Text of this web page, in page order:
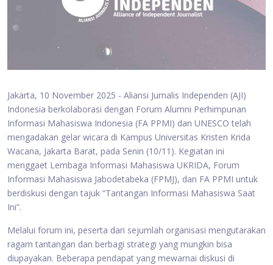
Jakarta, 10 November 2025 - Aliansi Jurnalis Independen (AJI)
Indonesia berkolaborasi dengan Forum Alumni Perhimpunan
Informasi Mahasiswa Indonesia (FA PPMI) dan UNESCO telah
mengadakan gelar wicara di Kampus Universitas Kristen Krida
Wacana, Jakarta Barat, pada Senin (10/11). Kegiatan ini
menggaet Lembaga Informasi Mahasiswa UKRIDA, Forum
Informasi Mahasiswa Jabodetabeka (FPMJ), dan FA PPMI untuk
berdiskusi dengan tajuk “Tantangan Informasi Mahasiswa Saat
Ini”.
Melalui forum ini, peserta dari sejumlah organisasi mengutarakan
ragam tantangan dan berbagi strategi yang mungkin bisa
diupayakan. Beberapa pendapat yang mewarnai diskusi di